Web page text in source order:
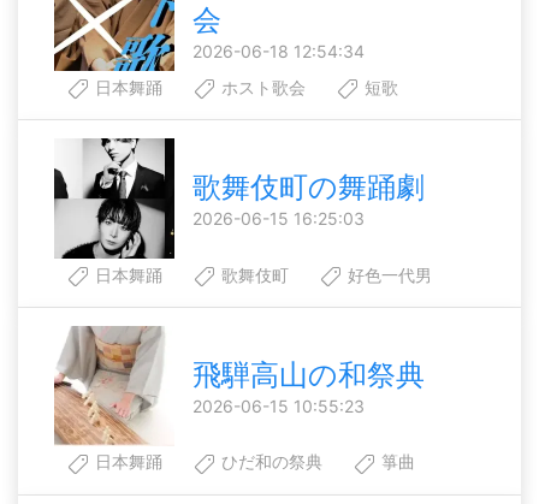
会
2026-06-18 12:54:34
日本舞踊
ホスト歌会 短歌
歌舞伎町の舞踊劇
2026-06-15 16:25:03
日本舞踊 歌舞伎町 好色一代男
飛騨高山の和祭典
2026-06-15 10:55:23
日本舞踊 ひだ和の祭典 箏曲